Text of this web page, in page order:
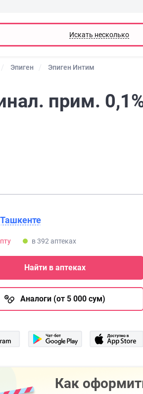
Искать несколько
Эпиген Эпиген Интим
прим.
Ташкенте
в 392 аптеках
Найти в аптеках
Аналоги (от 5 000 сум)
Как